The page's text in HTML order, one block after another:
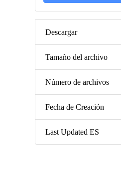
Descargar
Tamaño del archivo
Número de archivos
Fecha de Creación
Last Updated ES